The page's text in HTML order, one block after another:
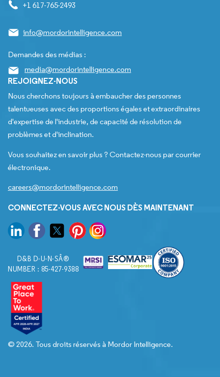
+1 617-765-2493
info@mordorintelligence.com
Demandes des médias :
media@mordorintelligence.com
REJOIGNEZ-NOUS
Nous cherchons toujours à embaucher des personnes
talentueuses avec des proportions égales et extraordinaires
d'expertise de l'industrie, de capacité de résolution de
problèmes et d'inclination.
Vous souhaitez en savoir plus ? Contactez-nous par courrier
électronique.
careers@mordorintelligence.com
CONNECTEZ-VOUS AVEC NOUS DÈS MAINTENANT
D&B D-U-N-SÂ®
NUMBER : 85-427-9388
© 2026. Tous droits réservés à Mordor Intelligence.